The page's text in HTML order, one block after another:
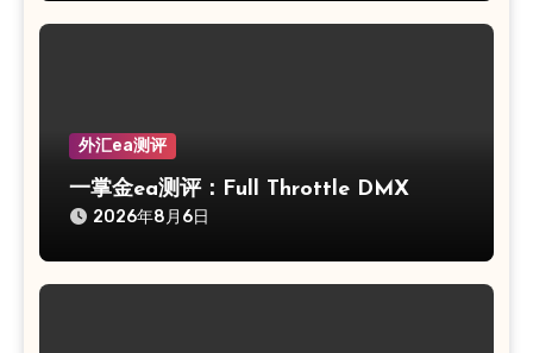
外汇ea测评
一掌金ea测评：Full Throttle DMX
2026年8月6日